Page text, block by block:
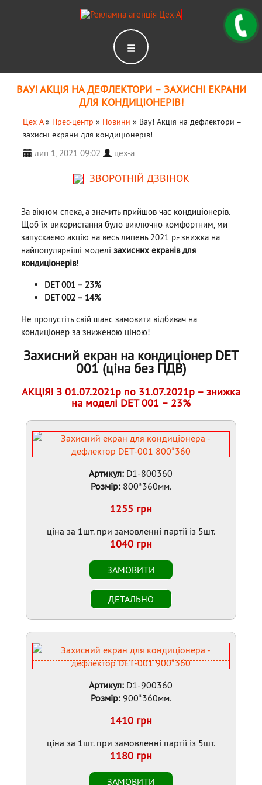
ВАУ! АКЦІЯ НА ДЕФЛЕКТОРИ – ЗАХИСНІ ЕКРАНИ
ДЛЯ КОНДИЦІОНЕРІВ!
Цех А» Прес-центр » Новини » Вау! Акція на дефлектори –
захисні екрани для кондиціонерів!
лип 1, 2021 09:02 цех-а
ЗВОРОТНІЙ ДЗВІНОК
За вікном спека, а значить прийшов час кондиціонерів.
Щоб їх використання було виключно комфортним, ми
запускаємо акцію на весь липень 2021 р.- знижка на
найпопулярніші моделізахисних екранів для
кондиціонерів!
DET 001 – 23%
DET 002 – 14%
Не пропустіть свій шанс замовити відбивач на
кондиціонер за зниженою ціною!
Захисний екран на кондиціонер DET
001 (ціна без ПДВ)
АКЦІЯ! З 01.07.2021р по 31.07.2021р – знижка
на моделі DET 001 – 23%
Артикул: D1-800360
Розмір:800*360мм.
1255 грн
ціна за 1шт. при замовленні партії із 5шт.
1040 грн
Артикул: D1-900360
Розмір:900*360мм.
1410 грн
ціна за 1шт. при замовленні партії із 5шт.
1180 грн